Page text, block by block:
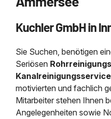
Saugbagger /
Tiefbau
Unternehmen
Kuchler GmbH in
Sie Suchen, benötigen
Seriösen
Kanalreinigungsservice
motivierten und fachlich
Mitarbeiter stehen Ihnen
Angelegenheiten sowie